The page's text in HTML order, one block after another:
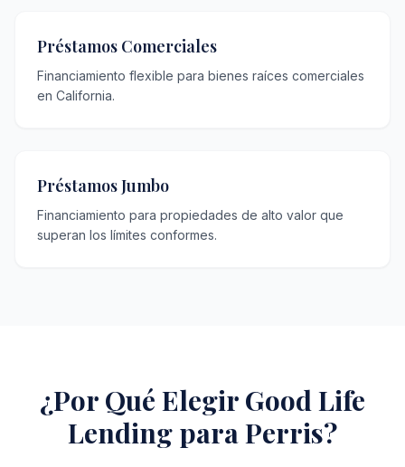
Préstamos Comerciales
Financiamiento flexible para bienes raíces comerciales
en California.
Préstamos Jumbo
Financiamiento para propiedades de alto valor que
superan los límites conformes.
¿Por Qué Elegir Good Life
Lending para Perris?